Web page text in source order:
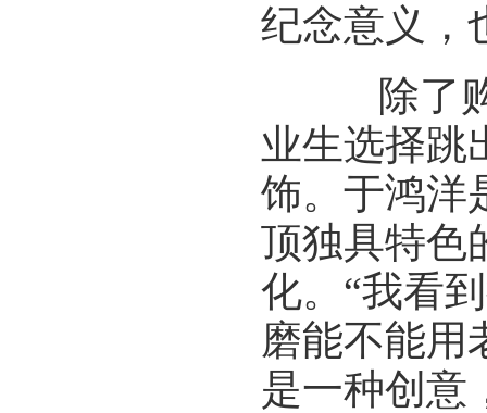
纪念意义，
除了购
业生选择跳
饰。于鸿洋
顶独具特色
化。“我看
磨能不能用
是一种创意